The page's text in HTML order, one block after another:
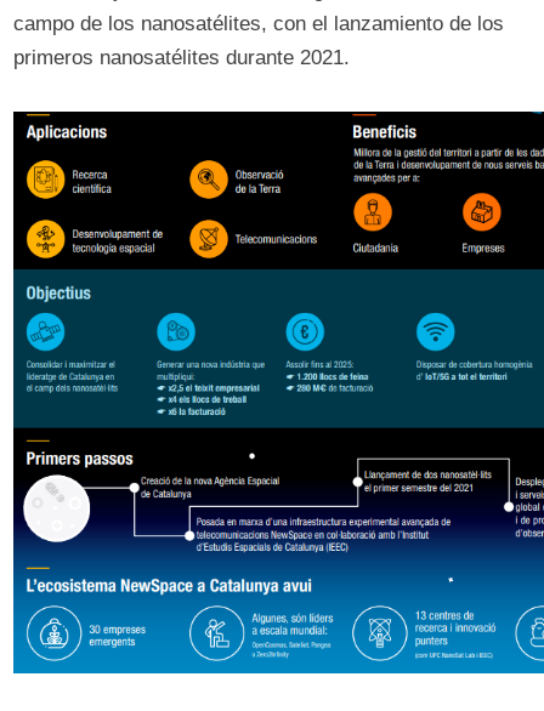
campo de los nanosatélites, con el lanzamiento de los
primeros nanosatélites durante 2021.